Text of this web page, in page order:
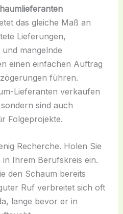
das gleiche Maß an
Lieferungen,
mangelnde
einen einfachen Auftrag
führen.
Lieferanten verkaufen
sind auch
Folgeprojekte.
Recherche. Holen Sie
Ihrem Berufskreis ein.
den Schaum bereits
Ruf verbreitet sich oft
lange bevor er in